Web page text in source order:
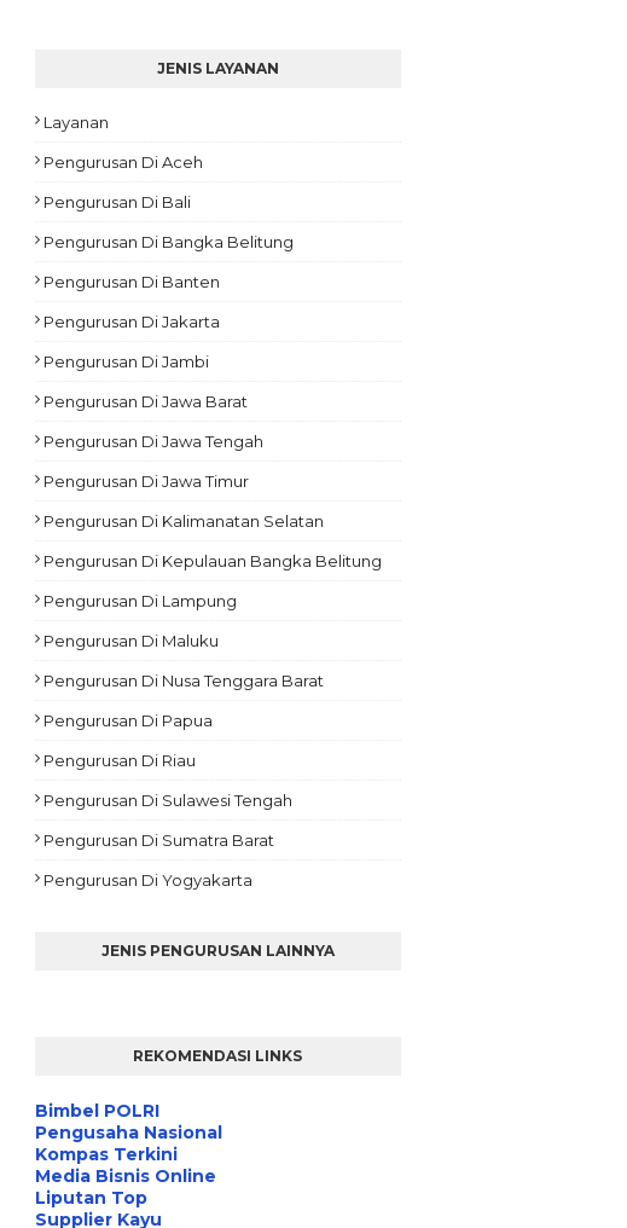
JENIS LAYANAN
Layanan
Pengurusan Di Aceh
Pengurusan Di Bali
Pengurusan Di Bangka Belitung
Pengurusan Di Banten
Pengurusan Di Jakarta
Pengurusan Di Jambi
Pengurusan Di Jawa Barat
Pengurusan Di Jawa Tengah
Pengurusan Di Jawa Timur
Pengurusan Di Kalimanatan Selatan
Pengurusan Di Kepulauan Bangka Belitung
Pengurusan Di Lampung
Pengurusan Di Maluku
Pengurusan Di Nusa Tenggara Barat
Pengurusan Di Papua
Pengurusan Di Riau
Pengurusan Di Sulawesi Tengah
Pengurusan Di Sumatra Barat
Pengurusan Di Yogyakarta
JENIS PENGURUSAN LAINNYA
REKOMENDASI LINKS
Bimbel POLRI
Pengusaha Nasional
Kompas Terkini
Media Bisnis Online
Liputan Top
Supplier Kayu